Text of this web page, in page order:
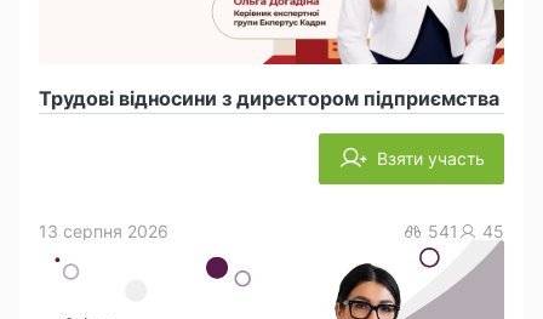
Трудові відносини з директором підприємства
Взяти участь
13 серпня 2026 541 45